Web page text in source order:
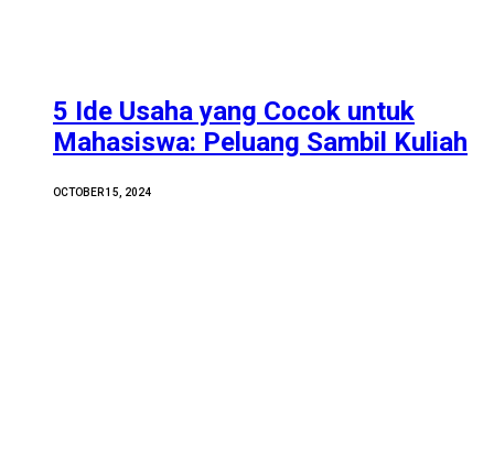
5 Ide Usaha yang Cocok untuk
Mahasiswa: Peluang Sambil Kuliah
OCTOBER 15, 2024